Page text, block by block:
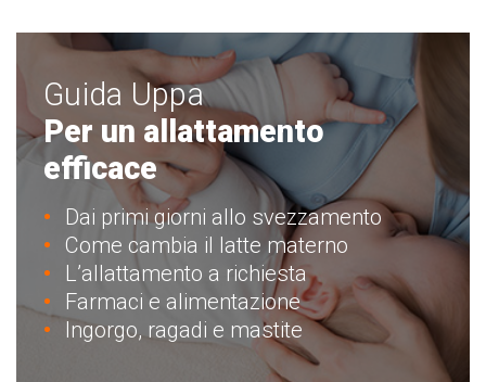
Guida Uppa
Per un allattamento
efficace
Dai primi giorni allo svezzamento
Come cambia il latte materno
L’allattamento a richiesta
Farmaci e alimentazione
Ingorgo, ragadi e mastite